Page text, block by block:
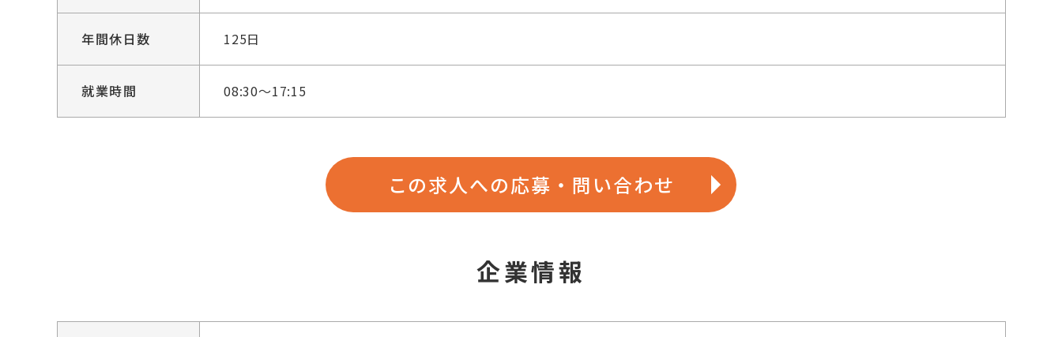
年間休日数 125日
就業時間 08:30～17:15
この求人への応募・問い合わせ
企業情報